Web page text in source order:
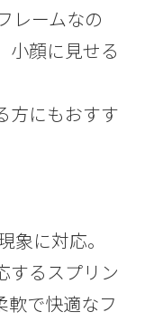
レームなの
小顔に見せる
方にもおすす
象に対応。
するスプリン
軟で快適なフ